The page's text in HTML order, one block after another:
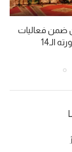
ضمن فعاليات
الـ14